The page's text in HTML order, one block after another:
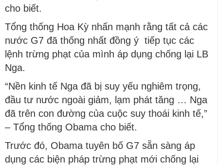
cho biết.
Tổng thống Hoa Kỳ nhấn mạnh rằng tất cả các
nước G7 đã thống nhất đồng ý tiếp tục các
lệnh trừng phạt của mình áp dụng chống lại LB
Nga.
“Nền kinh tế Nga đã bị suy yếu nghiêm trọng,
đầu tư nước ngoài giảm, lạm phát tăng … Nga
đã trên con đường của cuộc suy thoái kinh tế,”
– Tổng thống Obama cho biết.
Trước đó, Obama tuyên bố G7 sẵn sàng áp
dụng các biện pháp trừng phạt mới chống lại